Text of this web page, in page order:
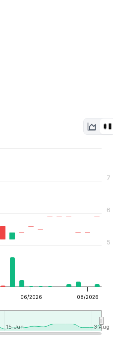
06/2026 08/2026
15 Jun
15 Jun 3 Aug
3 Aug
5
6
7